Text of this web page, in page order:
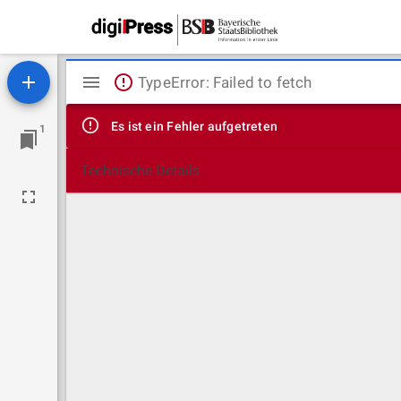
1
Mirador
Viewer
TypeError: Failed to fetch
Es ist ein Fehler aufgetreten
Technische Details